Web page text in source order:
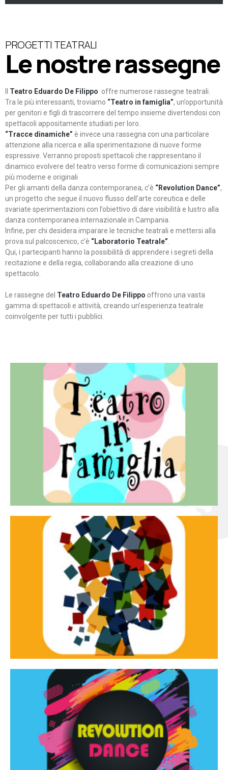
PROGETTI TEATRALI
Le nostre rassegne
Teatro Eduardo De Filippo offre numerose rassegne teatrali.
Tra le più interessanti, troviamo “Teatro in famiglia”, un’opportunità
per genitori e figli di trascorrere del tempo insieme divertendosi con
spettacoli appositamente studiati per loro.
“Tracce dinamiche” è invece una rassegna con una particolare
attenzione alla ricerca e alla sperimentazione di nuove forme
espressive. Verranno proposti spettacoli che rappresentano il
dinamico evolvere del teatro verso forme di comunicazioni sempre
più moderne e originali
Per gli amanti della danza contemporanea, c’è “Revolution Dance”,
un progetto che segue il nuovo flusso dell’arte coreutica e delle
svariate sperimentazioni con l’obiettivo di dare visibilità e lustro alla
danza contemporanea internazionale in Campania.
Infine, per chi desidera imparare le tecniche teatrali e mettersi alla
prova sul palcoscenico, c’è “Laboratorio Teatrale”
Qui, i partecipanti hanno la possibilità di apprendere i segreti della
recitazione e della regia, collaborando alla creazione di uno
spettacolo.
Le rassegne del Teatro Eduardo De Filippo offrono una vasta
gamma di spettacoli e attività, creando un’esperienza teatrale
coinvolgente per tutti i pubblici.
Teatro in famiglia
Teatro In Famiglia è una rassegna di teatro concepita
per far condividere e godere del teatro all’intera
famiglia.
Continua
Tracce dinamiche
Tracce Dinamiche è una rassegna di teatro
d’innovazione e sperimentale.
Continua
Revolution Dance
Rassegna di danza contemporanea – I Edizione